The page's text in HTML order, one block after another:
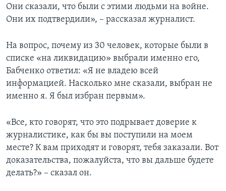
Они сказали, что были с этими людьми на войне.
Они их подтвердили», – рассказал журналист.
На вопрос, почему из 30 человек, которые были в
списке «на ликвидацию» выбрали именно его,
Бабченко ответил: «Я не владею всей
информацией. Насколько мне сказали, выбран не
именно я. Я был избран первым».
«Все, кто говорят, что это подрывает доверие к
журналистике, как бы вы поступили на моем
месте? К вам приходят и говорят, тебя заказали. Вот
доказательства, пожалуйста, что вы дальше будете
делать?» – сказал он.